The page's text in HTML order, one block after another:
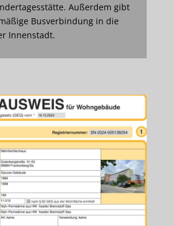
Außerdem gibt
Busverbindung in die
Innenstadt.